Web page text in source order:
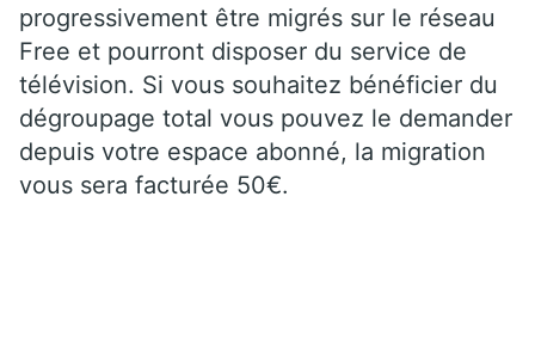
progressivement être migrés sur le réseau
Free et pourront disposer du service de
télévision. Si vous souhaitez bénéficier du
dégroupage total vous pouvez le demander
depuis votre espace abonné, la migration
vous sera facturée 50€.